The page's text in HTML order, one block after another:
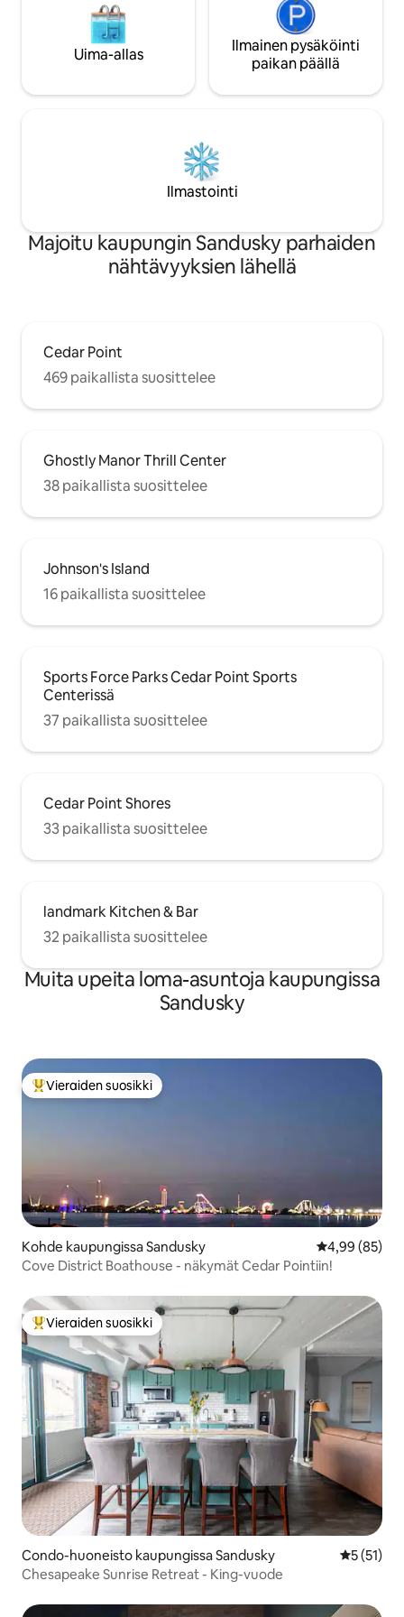
Uima-allas
Ilmainen pysäköinti
paikan päällä
Ilmastointi
Majoitu kaupungin Sandusky parhaiden
nähtävyyksien lähellä
Cedar Point
469 paikallista suosittelee
Ghostly Manor Thrill Center
38 paikallista suosittelee
Johnson's Island
16 paikallista suosittelee
Sports Force Parks Cedar Point Sports
Centerissä
37 paikallista suosittelee
Cedar Point Shores
33 paikallista suosittelee
landmark Kitchen & Bar
32 paikallista suosittelee
Muita upeita loma-asuntoja kaupungissa
Sandusky
Vieraiden suosikkien parhaimmistoa
Vieraiden suosikki
Kohde kaupungissa Sandusky
4,99 (85)
Cove District Boathouse - näkymät Cedar Pointiin!
Vieraiden suosikkien parhaimmistoa
Vieraiden suosikki
Condo-huoneisto kaupungissa Sandusky
5 (51)
Chesapeake Sunrise Retreat - King-vuode